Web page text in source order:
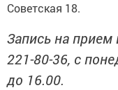
Советская 18.
Запись на прием
221-80-36, с
до 16.00.